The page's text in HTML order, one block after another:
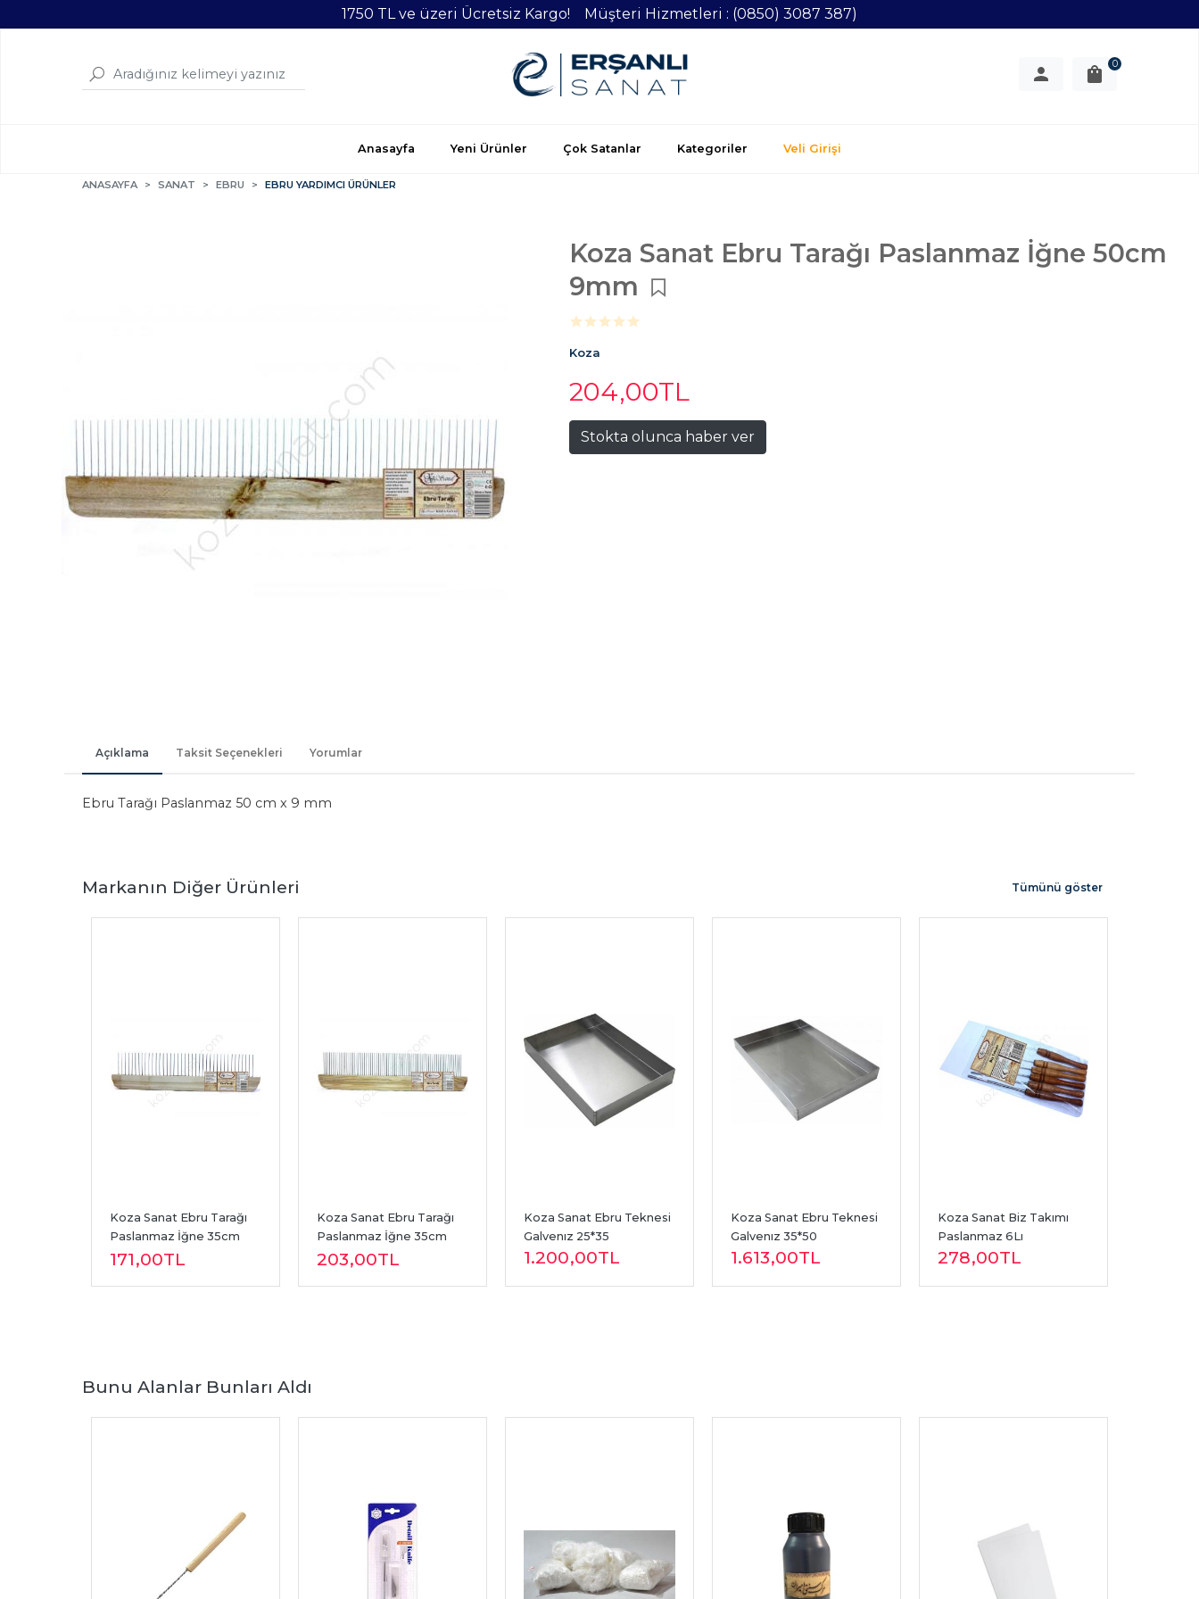
1750 TL ve üzeri Ücretsiz Kargo! Müşteri Hizmetleri : (0850) 3087 387)
0
Anasayfa Yeni Ürünler Çok Satanlar Kategoriler Veli Girişi
ANASAYFA SANAT EBRU EBRU YARDIMCI ÜRÜNLER
Koza Sanat Ebru Tarağı Paslanmaz İğne 50cm
9mm
Koza
204,00TL
Stokta olunca haber ver
Açıklama Taksit Seçenekleri Yorumlar
Ebru Tarağı Paslanmaz 50 cm x 9 mm
Markanın Diğer Ürünleri
Koza Sanat Ebru Tarağı
Paslanmaz İğne 35cm
9mm
171,00TL
Koza Sanat Ebru Tarağı
Paslanmaz İğne 35cm
5mm
203,00TL
Koza Sanat Ebru Teknesi
Galvenız 25*35
1.200,00TL
Koza Sanat Ebru Teknesi
Galvenız 35*50
1.613,00TL
Koza Sanat Biz Takımı
Paslanmaz 6Lı
278,00TL
Tümünü göster
Bunu Alanlar Bunları Aldı